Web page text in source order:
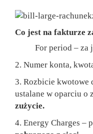
Co jest na fakturze
For period – za
2. Numer konta,
3. Rozbicie kwotowe
ustalane w oparciu o
zużycie.
4. Energy Charges –